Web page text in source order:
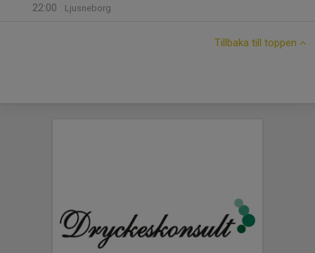
22:00
Ljusneborg
Tillbaka till toppen